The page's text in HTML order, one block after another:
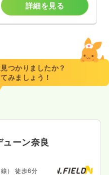
詳細を見る
つかりましたか？
みましょう！
ーン奈良
） 徒歩6分